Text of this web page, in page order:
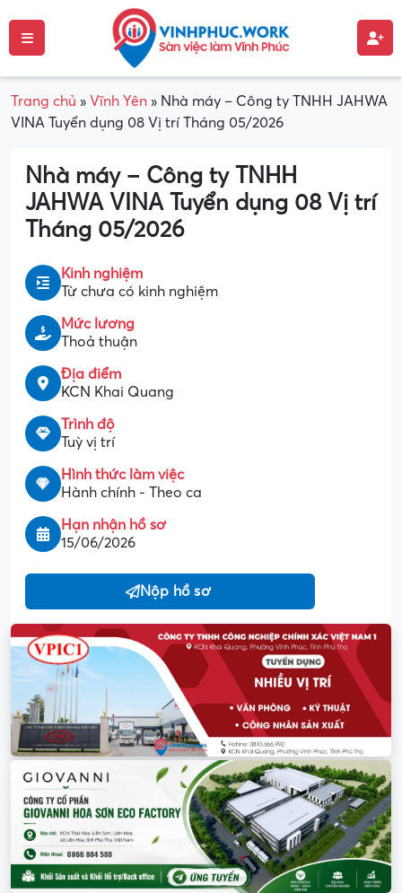
Trang chủ » Vĩnh Yên » Nhà máy – Công ty TNHH JAHWA
VINA Tuyển dụng 08 Vị trí Tháng 05/2026
Nhà máy – Công ty TNHH
JAHWA VINA Tuyển dụng 08 Vị trí
Tháng 05/2026
Kinh nghiệm
Từ chưa có kinh nghiệm
Mức lương
Thoả thuận
Địa điểm
KCN Khai Quang
Trình độ
Tuỳ vị trí
Hình thức làm việc
Hành chính - Theo ca
Hạn nhận hồ sơ
15/06/2026
Nộp hồ sơ